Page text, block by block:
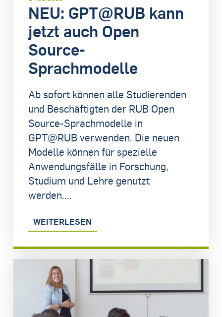
NEU: GPT@RUB kann
jetzt auch Open
Source-
Sprachmodelle
Ab sofort können alle Studierenden
und Beschäftigten der RUB Open
Source-Sprachmodelle in
GPT@RUB verwenden. Die neuen
Modelle können für spezielle
Anwendungsfälle in Forschung,
Studium und Lehre genutzt
werden....
WEITERLESEN